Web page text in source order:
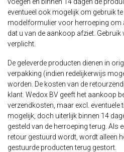
eventueel ook mogelijk om gebruik
modelformulier voor herroeping om
dat u van de aankoop afziet.
verplicht.
De geleverde producten dienen in
verpakking (indien redelijkerwijs
worden. De kosten van de
klant. Wedox BV geeft het aankoop
verzendkosten, maar excl. eventuele
mogelijk, doch uiterlijk binnen 14
gesteld van de herroeping terug. Als
retour gestuurd wordt, wordt alleen
gestuurde producten terug gestort.